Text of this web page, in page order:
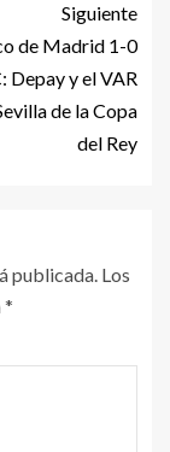
Siguiente
de Madrid 1-0
Depay y el VAR
de la Copa
del Rey
publicada. Los
*